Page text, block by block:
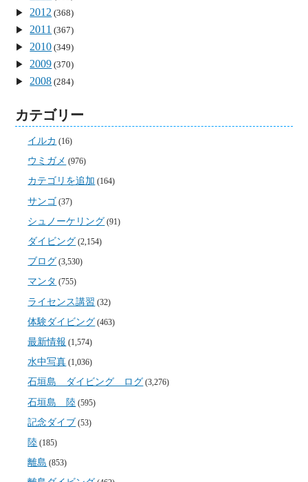
2012 (368)
2011 (367)
2010 (349)
2009 (370)
2008 (284)
カテゴリー
イルカ (16)
ウミガメ (976)
カテゴリを追加 (164)
サンゴ (37)
シュノーケリング (91)
ダイビング (2,154)
ブログ (3,530)
マンタ (755)
ライセンス講習 (32)
体験ダイビング (463)
最新情報 (1,574)
水中写真 (1,036)
石垣島 ダイビング ログ (3,276)
石垣島 陸 (595)
記念ダイブ (53)
陸 (185)
離島 (853)